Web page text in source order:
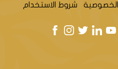
شروط الاستخدام